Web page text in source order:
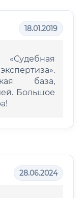
18.01.2019
база,
Большое
28.06.2024